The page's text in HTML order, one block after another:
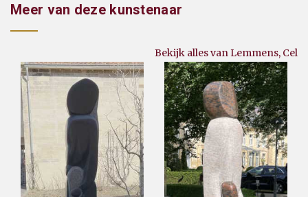
Meer van deze kunstenaar
Bekijk alles van Lemmens, Cel